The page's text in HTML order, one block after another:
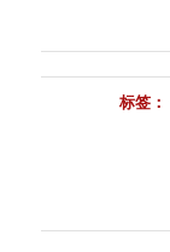
标签：